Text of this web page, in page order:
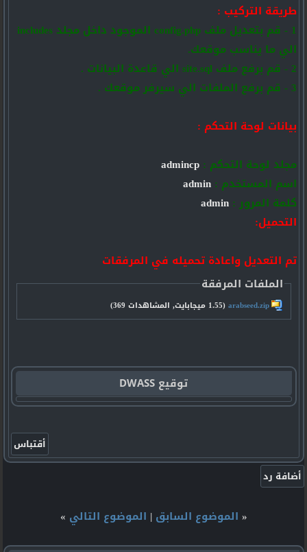
طريقة التركيب :
1 - قم بتعديل ملف config.php الموجود داخل مجلد includes
الي ما يناسب موقعك.
2 - قم برفع ملف site.sql الي قاعدة البيانات .
3 - قم برفع الملفات الي سيرفر موقعك .
بيانات لوحة التحكم :
مجلد لوحة التحكم : admincp
اسم المستخدم : admin
كلمة المرور :admin
التحميل:
تم التعديل واعادة تحميله في المرفقات
الملفات المرفقة
arabseed.zip‏(1.55 ميجابايت, المشاهدات 369)
توقيع DWASS
« الموضوع السابق | الموضوع التالي »